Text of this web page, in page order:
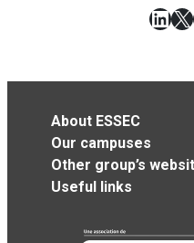
X
About ESSEC
Our campuses
Other group’s
Useful links